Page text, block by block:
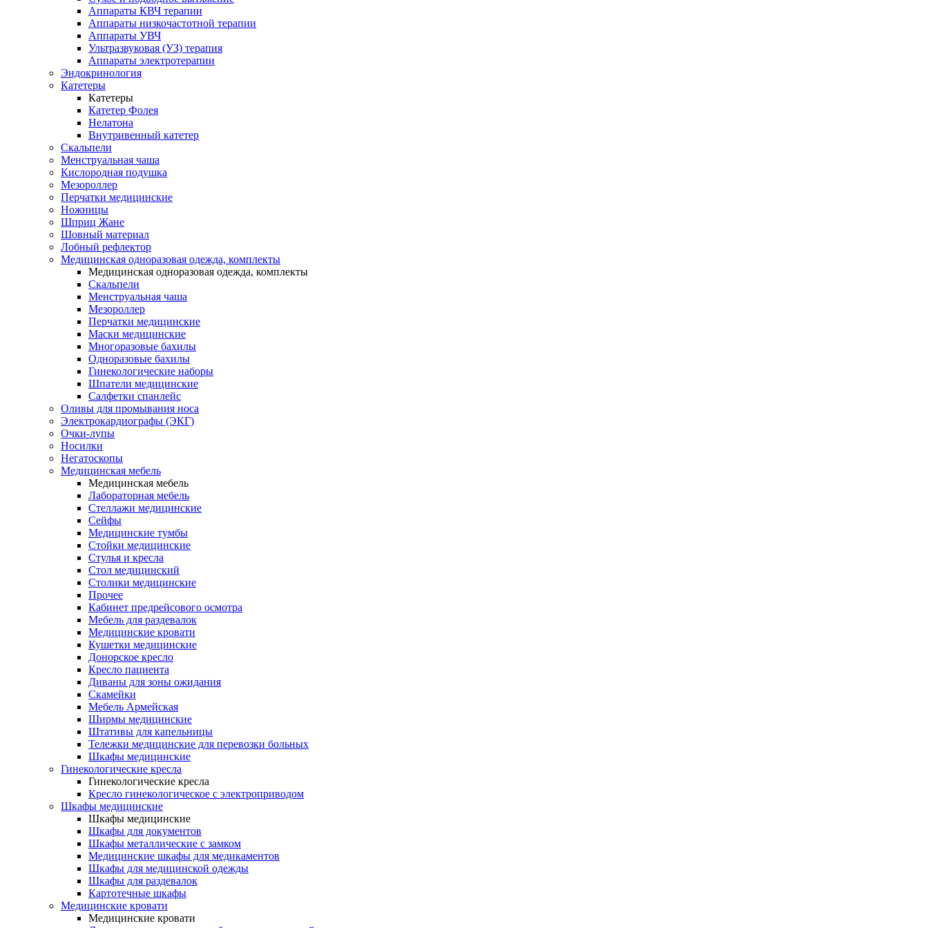
Аппараты КВЧ терапии
Аппараты низкочастотной терапии
Аппараты УВЧ
Ультразвуковая (УЗ) терапия
Аппараты электротерапии
Эндокринология
Катетеры
Катетеры
Катетер Фолея
Нелатона
Внутривенный катетер
Скальпели
Менструальная чаша
Кислородная подушка
Мезороллер
Перчатки медицинские
Ножницы
Шприц Жане
Шовный материал
Лобный рефлектор
Медицинская одноразовая одежда, комплекты
Медицинская одноразовая одежда, комплекты
Скальпели
Менструальная чаша
Мезороллер
Перчатки медицинские
Маски медицинские
Многоразовые бахилы
Одноразовые бахилы
Гинекологические наборы
Шпатели медицинские
Салфетки спанлейс
Оливы для промывания носа
Электрокардиографы (ЭКГ)
Очки-лупы
Носилки
Негатоскопы
Медицинская мебель
Медицинская мебель
Лабораторная мебель
Стеллажи медицинские
Сейфы
Медицинские тумбы
Стойки медицинские
Cтулья и кресла
Стол медицинский
Столики медицинские
Прочее
Кабинет предрейсового осмотра
Мебель для раздевалок
Медицинские кровати
Кушетки медицинские
Донорское кресло
Кресло пациента
Диваны для зоны ожидания
Скамейки
Мебель Армейская
Ширмы медицинские
Штативы для капельницы
Тележки медицинские для перевозки больных
Шкафы медицинские
Гинекологические кресла
Гинекологические кресла
Кресло гинекологическое с электроприводом
Шкафы медицинские
Шкафы медицинские
Шкафы для документов
Шкафы металлические с замком
Медицинские шкафы для медикаментов
Шкафы для медицинской одежды
Шкафы для раздевалок
Картотечные шкафы
Медицинские кровати
Медицинские кровати